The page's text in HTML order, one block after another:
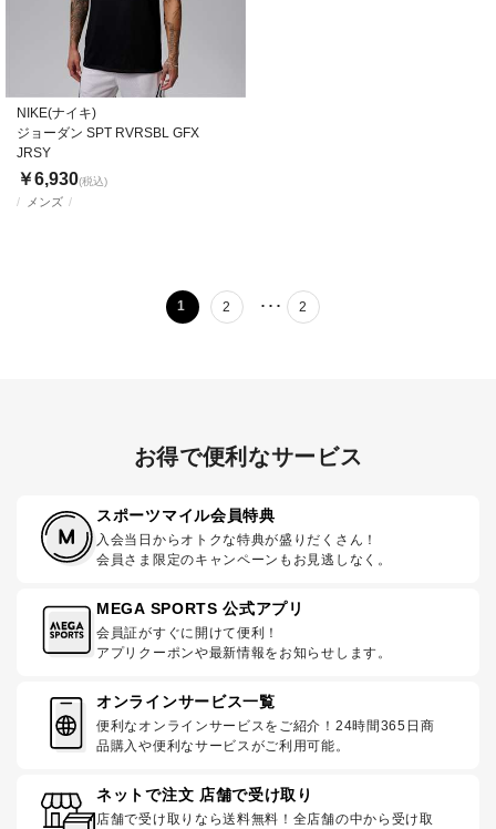
メンズ
NIKE(ナイキ)
ジョーダン SPT RVRSBL GFX
JRSY
￥6,930(税込)
1 2 ･･･ 2
お得で便利なサービス
スポーツマイル会員特典
入会当日からオトクな特典が盛りだくさん！
会員さま限定のキャンペーンもお見逃しなく。
MEGA SPORTS 公式アプリ
会員証がすぐに開けて便利！
アプリクーポンや最新情報をお知らせします。
オンラインサービス一覧
便利なオンラインサービスをご紹介！24時間365日商
品購入や便利なサービスがご利用可能。
ネットで注文 店舗で受け取り
店舗で受け取りなら送料無料！全店舗の中から受け取